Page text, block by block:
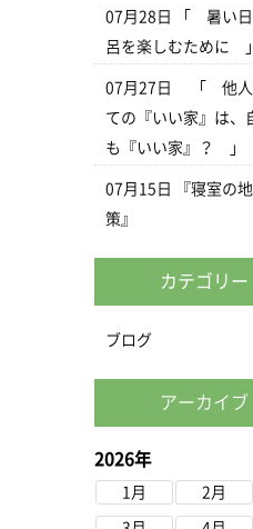
07月28日
「 暑い
呂を楽しむために
07月27日
「 他人
ての『いい家』は、
も『いい家』？ 」
07月15日
『寝室の
策』
カテゴリー
ブログ
アーカイブ
2026年
1月 2月